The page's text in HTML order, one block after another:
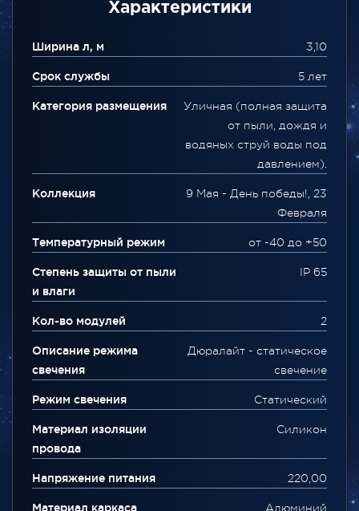
Характеристики
Ширина л, м 3,10
Срок службы 5 лет
Категория размещения
Уличная (полная защита
от пыли, дождя и
водяных струй воды под
давлением).
Коллекция
9 Мая - День победы!, 23
Февраля
Температурный режим от -40 до +50
Степень защиты от пыли
и влаги
IP 65
Кол-во модулей 2
Описание режима
свечения
Дюралайт - статическое
свечение
Режим свечения Статический
Материал изоляции
провода
Силикон
Напряжение питания 220,00
Материал каркаса Алюминий